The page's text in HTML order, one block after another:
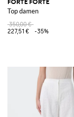
FORTE FORTE
Top damen
350,00 €
227,51 €
-35%